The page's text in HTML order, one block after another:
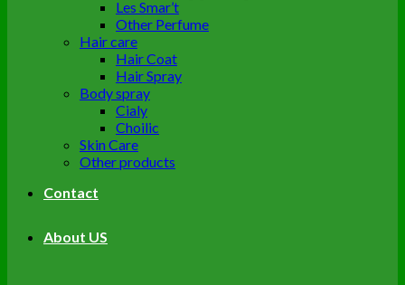
Les Smar’t
Other Perfume
Hair care
Hair Coat
Hair Spray
Body spray
Cialy
Choilic
Skin Care
Other products
Contact
About US